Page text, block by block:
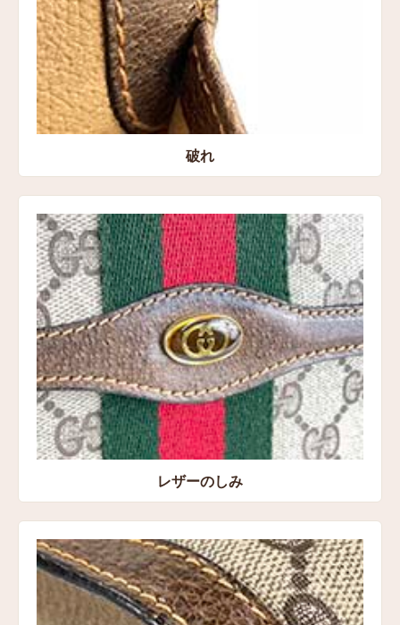
もり、引っ掻きキズ、裏地の劣化
買取方法
宅配買取
買取店舗
破れ
レザーのしみ